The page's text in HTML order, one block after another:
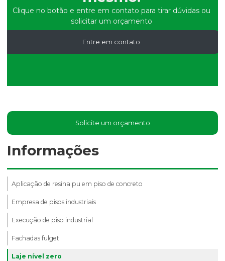
Clique no botão e entre em contato para tirar dúvidas ou
solicitar um orçamento
Entre em contato
Solicite um orçamento
Informações
Aplicação de resina pu em piso de concreto
Empresa de pisos industriais
Execução de piso industrial
Fachadas fulget
Laje nível zero